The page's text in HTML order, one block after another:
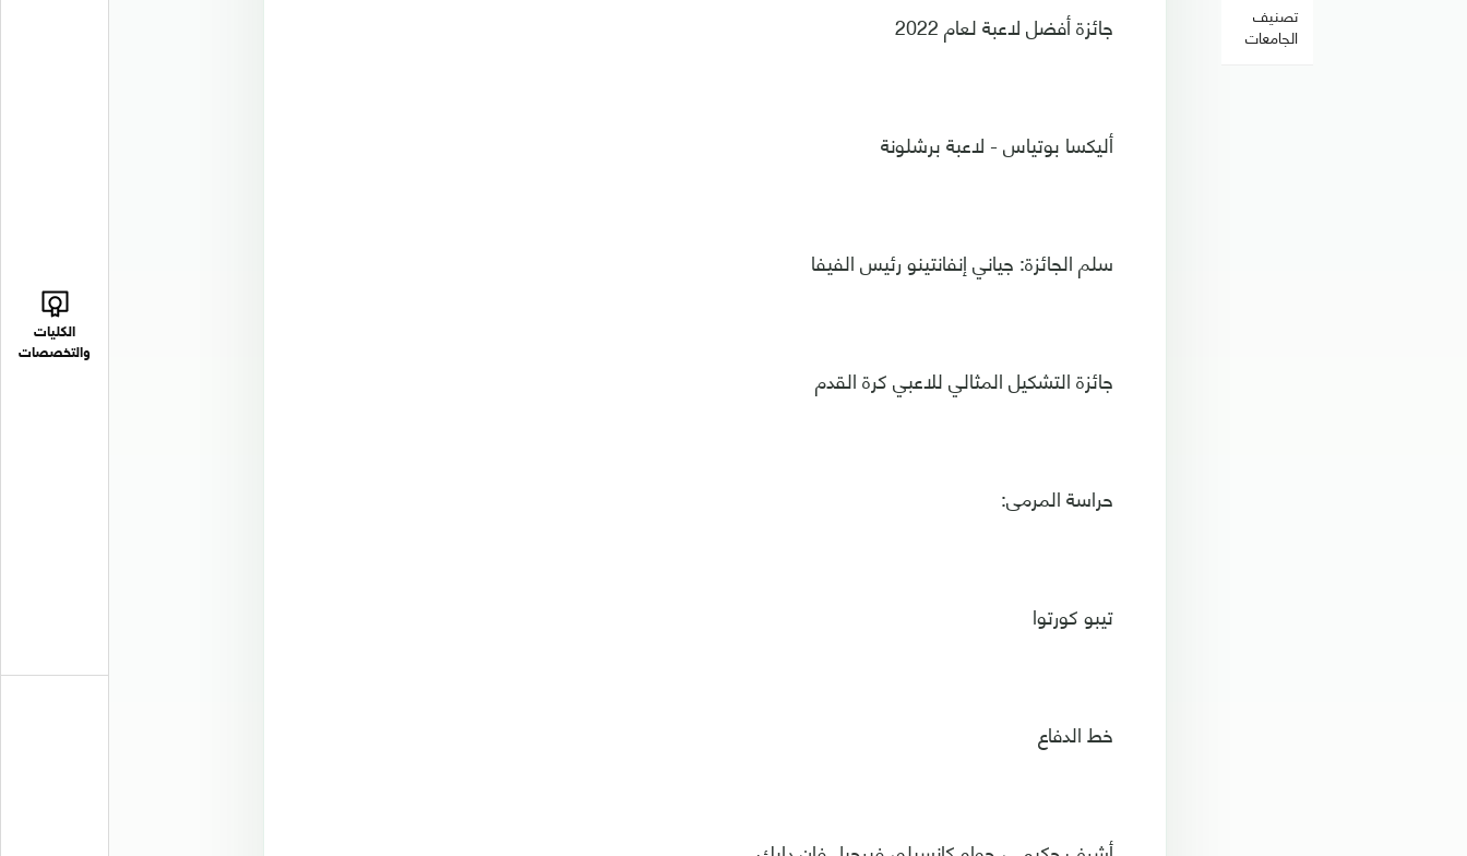
الكليات
والتخصصات
تصنيف
الجامعات
جائزة أفضل لاعبة لعام 2022
أليكسا بوتياس - لاعبة برشلونة
سلم الجائزة: جياني إنفانتينو رئيس الفيفا
جائزة التشكيل المثالي للاعبي كرة القدم
حراسة المرمى:
تيبو كورتوا
خط الدفاع